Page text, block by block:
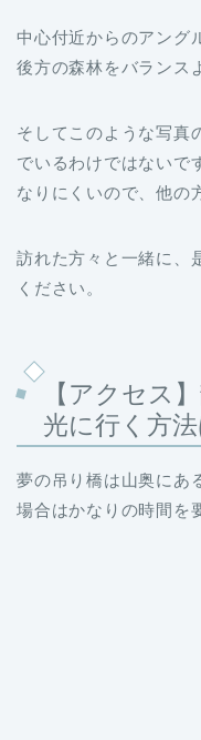
中心付近からのアング
後方の森林をバランス
そしてこのような写真
でいるわけではないで
なりにくいので、他の
訪れた方々と一緒に、
ください。
【アクセス
光に行く方法
夢の吊り橋は山奥にあ
場合はかなりの時間を